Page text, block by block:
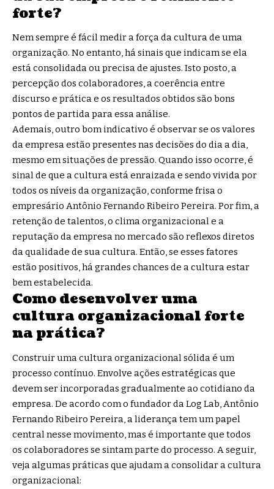
forte?
Nem sempre é fácil medir a força da cultura de uma
organização. No entanto, há sinais que indicam se ela
está consolidada ou precisa de ajustes. Isto posto, a
percepção dos colaboradores, a coerência entre
discurso e prática e os resultados obtidos são bons
pontos de partida para essa análise.
Ademais, outro bom indicativo é observar se os valores
da empresa estão presentes nas decisões do dia a dia,
mesmo em situações de pressão. Quando isso ocorre, é
sinal de que a cultura está enraizada e sendo vivida por
todos os níveis da organização, conforme frisa o
empresário Antônio Fernando Ribeiro Pereira. Por fim, a
retenção de talentos, o clima organizacional e a
reputação da empresa no mercado são reflexos diretos
da qualidade de sua cultura. Então, se esses fatores
estão positivos, há grandes chances de a cultura estar
bem estabelecida.
Como desenvolver uma
cultura organizacional forte
na prática?
Construir uma cultura organizacional sólida é um
processo contínuo. Envolve ações estratégicas que
devem ser incorporadas gradualmente ao cotidiano da
empresa. De acordo com o fundador da Log Lab, Antônio
Fernando Ribeiro Pereira, a liderança tem um papel
central nesse movimento, mas é importante que todos
os colaboradores se sintam parte do processo. A seguir,
veja algumas práticas que ajudam a consolidar a cultura
organizacional: